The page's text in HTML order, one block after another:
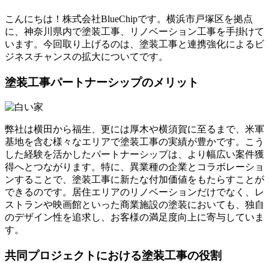
こんにちは！株式会社BlueChipです。横浜市戸塚区を拠点
に、神奈川県内で塗装工事、リノベーション工事を手掛けて
います。今回取り上げるのは、塗装工事と連携強化によるビ
ジネスチャンスの拡大についてです。
塗装工事パートナーシップのメリット
弊社は横田から福生、更には厚木や横須賀に至るまで、米軍
基地を含む様々なエリアで塗装工事の実績が豊かです。こう
した経験を活かしたパートナーシップは、より幅広い案件獲
得へとつながります。特に、異業種の企業とコラボレーショ
ンすることで、塗装工事に新たな付加価値をもたらすことが
できるのです。居住エリアのリノベーションだけでなく、レ
ストランや映画館といった商業施設の塗装においても、独自
のデザイン性を追求し、お客様の満足度向上に寄与していま
す。
共同プロジェクトにおける塗装工事の役割